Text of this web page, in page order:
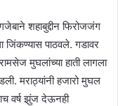
शहाबु‌द्दीन फिरोजजंग
पाठवले. गडावर
मुघलांच्या हाती लागला
मराठ्यांनी हजारो मुघल
वर्ष झुंज देऊनही